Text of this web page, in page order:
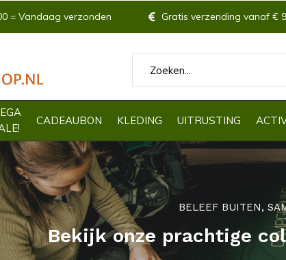
CADEAUBON KLEDING UITRUSTING
= Vandaag verzonden Gratis verzending vanaf €
BELEEF BUITEN,
Bekijk onze prachtige